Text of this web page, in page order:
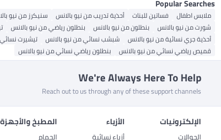
Popular Searches
ملابس اطفال فساتين للبنات أحذية تدريب من نيو بالانس سنيكرز من نيو
شورت من نيو بالانس
بنطلون من نيو بالانس بنطلون رياضي من نيو بالانس
أحذية جري نسائية من نيو بالانس
شبشب نسائي من نيو بالانس تيشيرت
قميص رياضي نسائي من نيو بالانس
بنطلون رياضي نسائي من نيو بالانس
We're Always Here To Help
Reach out to us through any of these support channels
الإلكترونيات
الجوالات
الأزياء
أزياء نسائية
المطبخ
الحمام